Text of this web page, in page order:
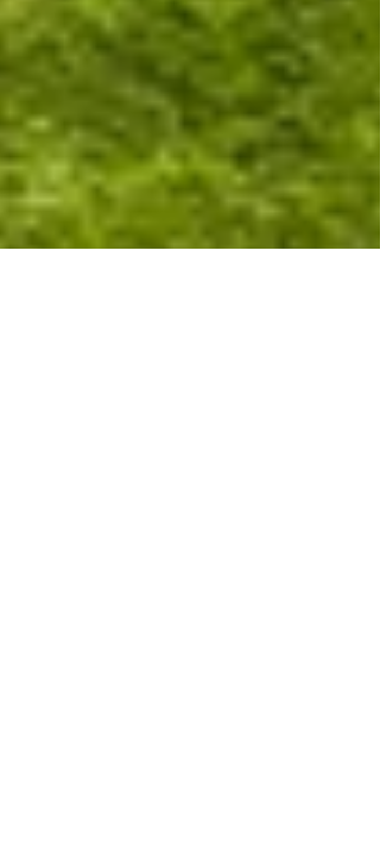
20 mai 2026 apporte des précisions
essentielles sur ce point. Cet article
explique comment déterminer la date
d’arrêt de l’ancienneté dans c